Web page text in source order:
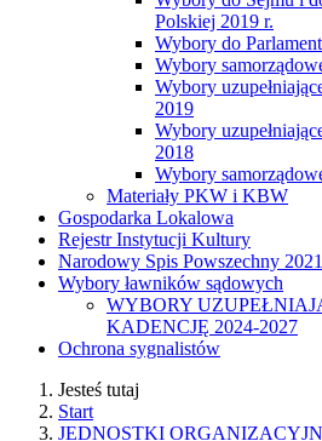
Polskiej 2019 r.
Wybory do
Wybory
Wybory
2019
Wybory
2018
Wybory
Materiały PKW i KBW
Gospodarka Lokalowa
Rejestr Instytucji Kultury
Narodowy Spis Powszechny 2021
Wybory ławników sądowych
WYBORY
KADENCJĘ 2024-2027
Ochrona sygnalistów
Jesteś tutaj
Start
JEDNOSTKI